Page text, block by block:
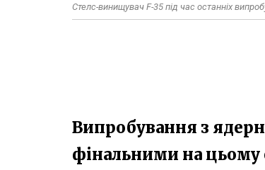
Стелс-винищувач F-35 під час останніх
Випробування з
фінальними на цьому